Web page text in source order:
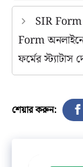
SIR
Form
ফর্মের স্ট্যাটাস
শেয়ার করুন: